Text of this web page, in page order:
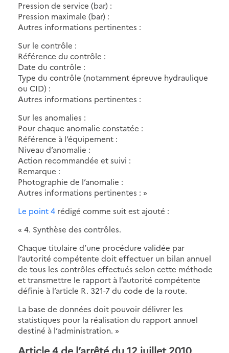
Pression de service (bar) :
Pression maximale (bar) :
Autres informations pertinentes :
Sur le contrôle :
Référence du contrôle :
Date du contrôle :
Type du contrôle (notamment épreuve hydraulique
ou CID) :
Autres informations pertinentes :
Sur les anomalies :
Pour chaque anomalie constatée :
Référence à l’équipement :
Niveau d’anomalie :
Action recommandée et suivi :
Remarque :
Photographie de l’anomalie :
Autres informations pertinentes : »
Le point 4 rédigé comme suit est ajouté :
« 4. Synthèse des contrôles.
Chaque titulaire d’une procédure validée par
l’autorité compétente doit effectuer un bilan annuel
de tous les contrôles effectués selon cette méthode
et transmettre le rapport à l’autorité compétente
définie à l’article R. 321-7 du code de la route.
La base de données doit pouvoir délivrer les
statistiques pour la réalisation du rapport annuel
destiné à l’administration. »
Article 4 de l’arrêté du 12 juillet 2010